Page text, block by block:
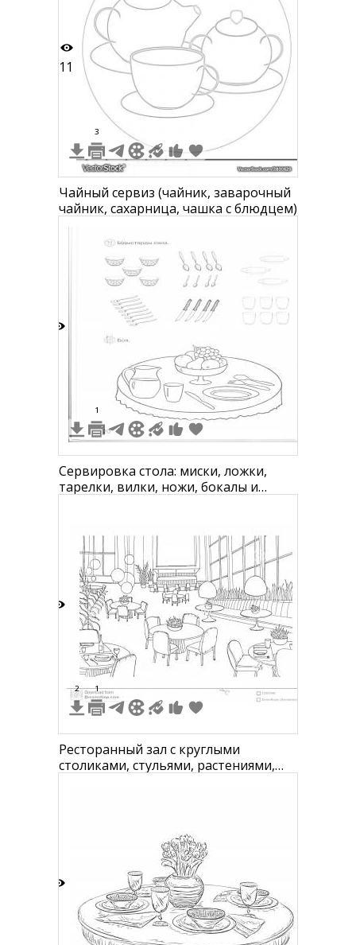
11
3
Чайный сервиз (чайник, заварочный
чайник, сахарница, чашка с блюдцем)
1
Сервировка стола: миски, ложки,
тарелки, вилки, ножи, бокалы и
2 1
Ресторанный зал с круглыми
столиками, стульями, растениями,